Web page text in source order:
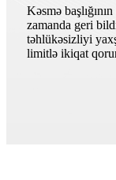
Kəsmə
zamanda geri
təhlükəsizliyi
limitlə ikiqat